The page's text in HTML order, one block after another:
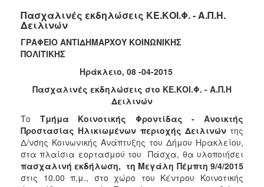
Οικονομική
Αδυναμία
&
Φυσικές
Κοινοτικής
(Κ.Α.Π.Η.)
Κέντρα
Δημιουργικής
Απασχόλησης
Παιδιών
(Κ.Δ.Α.Π.)
Πασχαλινές εκδηλώσεις ΚΕ.ΚΟΙ.Φ. - Α.Π.Η.
Δειλινών
ΓΡΑΦΕΙΟ ΑΝΤΙΔΗΜΑΡΧΟΥ ΚΟΙΝΩΝΙΚΗΣ
ΠΟΛΙΤΙΚΗΣ
Ηράκλειο, 08 -04-2015
Πασχαλινές εκδηλώσεις στο ΚΕ.ΚΟΙ.Φ. - Α.Π.Η
Δειλινών
Το Τμήμα Κοινοτικής Φροντίδας - Ανοικτής
Προστασίας Ηλικιωμένων περιοχής Δειλινώντης
Δ/νσης Κοινωνικής Ανάπτυξης του Δήμου Ηρακλείου,
στα πλαίσια εορτασμού του Πάσχα, θα υλοποιήσει
πασχαλινή εκδήλωση, τη Μεγάλη Πέμπτη 9/4/2015
στις 10.00 π.μ., στο χώρο του Κέντρου Κοινοτικής